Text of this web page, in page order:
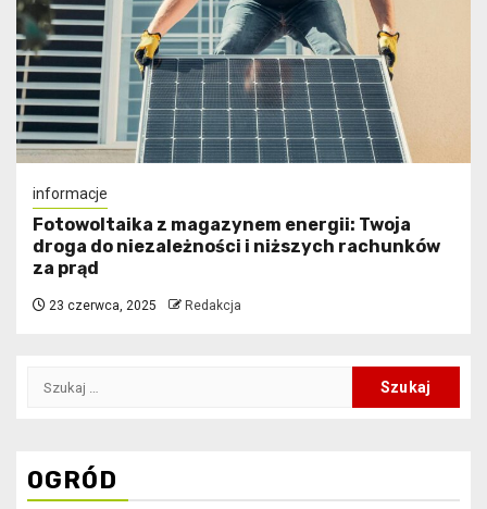
informacje
Fotowoltaika z magazynem energii: Twoja
droga do niezależności i niższych rachunków
za prąd
23 czerwca, 2025 Redakcja
Szukaj:
OGRÓD